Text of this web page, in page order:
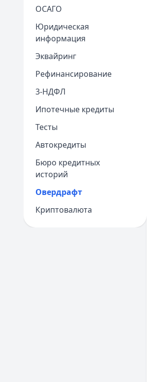
ОСАГО
Юридическая
информация
Эквайринг
Рефинансирование
3-НДФЛ
Ипотечные кредиты
Тесты
Автокредиты
Бюро кредитных
историй
Овердрафт
Криптовалюта